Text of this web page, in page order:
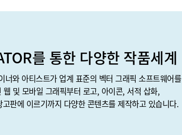
를 통한 다양한 작품세계
너와 아티스트가 업계 표준의 벡터 그래픽 소프트웨어를
웹 및 모바일 그래픽부터 로고, 아이콘, 서적 삽화,
판에 이르기까지 다양한 콘텐츠를 제작하고 있습니다.